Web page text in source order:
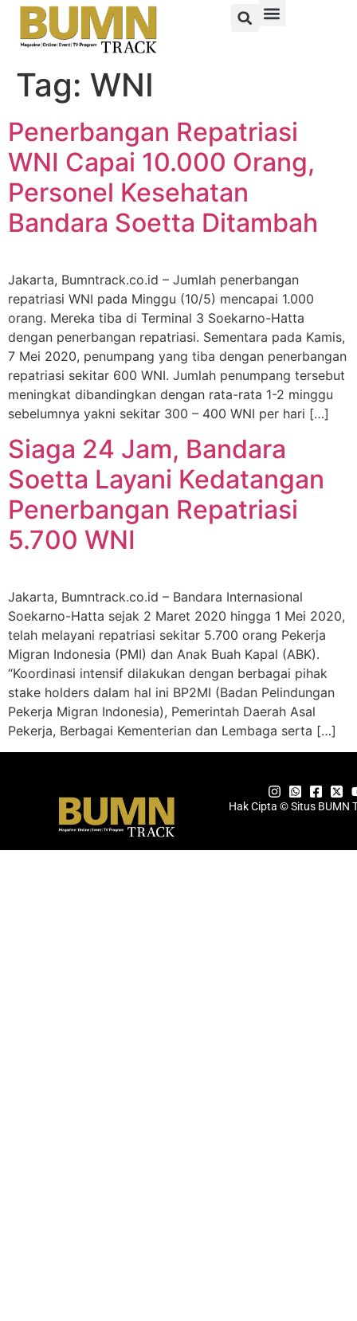
Tag: WNI
Penerbangan Repatriasi
WNI Capai 10.000 Orang,
Personel Kesehatan
Bandara Soetta Ditambah
Jakarta, Bumntrack.co.id – Jumlah penerbangan
repatriasi WNI pada Minggu (10/5) mencapai 1.000
orang. Mereka tiba di Terminal 3 Soekarno-Hatta
dengan penerbangan repatriasi. Sementara pada Kamis,
7 Mei 2020, penumpang yang tiba dengan penerbangan
repatriasi sekitar 600 WNI. Jumlah penumpang tersebut
meningkat dibandingkan dengan rata-rata 1-2 minggu
sebelumnya yakni sekitar 300 – 400 WNI per hari […]
Siaga 24 Jam, Bandara
Soetta Layani Kedatangan
Penerbangan Repatriasi
5.700 WNI
Jakarta, Bumntrack.co.id – Bandara Internasional
Soekarno-Hatta sejak 2 Maret 2020 hingga 1 Mei 2020,
telah melayani repatriasi sekitar 5.700 orang Pekerja
Migran Indonesia (PMI) dan Anak Buah Kapal (ABK).
“Koordinasi intensif dilakukan dengan berbagai pihak
stake holders dalam hal ini BP2MI (Badan Pelindungan
Pekerja Migran Indonesia), Pemerintah Daerah Asal
Pekerja, Berbagai Kementerian dan Lembaga serta […]
Hak Cipta © Situs BUMN